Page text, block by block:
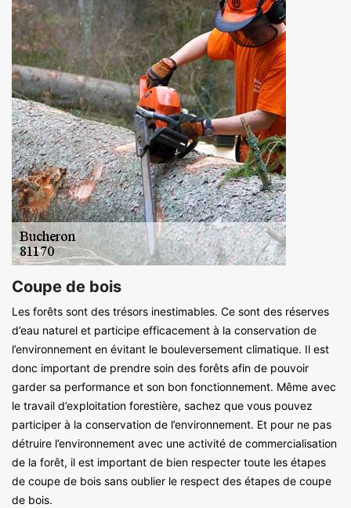
Coupe de bois
Les forêts sont des trésors inestimables. Ce sont des réserves
d’eau naturel et participe efficacement à la conservation de
l’environnement en évitant le bouleversement climatique. Il est
donc important de prendre soin des forêts afin de pouvoir
garder sa performance et son bon fonctionnement. Même avec
le travail d’exploitation forestière, sachez que vous pouvez
participer à la conservation de l’environnement. Et pour ne pas
détruire l’environnement avec une activité de commercialisation
de la forêt, il est important de bien respecter toute les étapes
de coupe de bois sans oublier le respect des étapes de coupe
de bois.